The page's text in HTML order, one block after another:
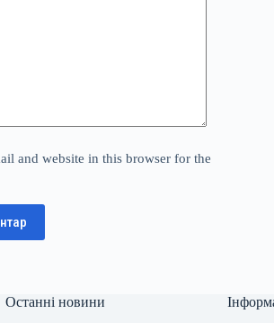
and website in this browser for the
Останні новини